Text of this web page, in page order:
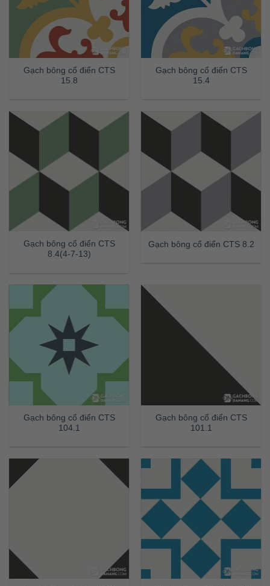
Gạch bông cổ điển CTS
15.8
Gạch bông cổ điển CTS
15.4
Gạch bông cổ điển CTS
8.4(4-7-13)
Gạch bông cổ điển CTS 8.2
Gạch bông cổ điển CTS
104.1
Gạch bông cổ điển CTS
101.1